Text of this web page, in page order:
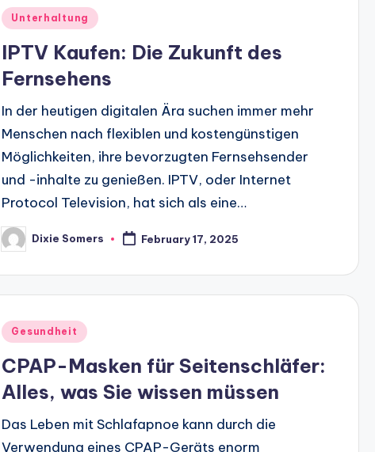
Posted
Unterhaltung
IPTV Kaufen: Die Zukunft des
Fernsehens
In der heutigen digitalen Ära suchen immer mehr
Menschen nach flexiblen und kostengünstigen
Möglichkeiten, ihre bevorzugten Fernsehsender
und -inhalte zu genießen. IPTV, oder Internet
Protocol Television, hat sich als eine…
Posted
by
Dixie Somers February 17, 2025
Posted
Gesundheit
CPAP-Masken für Seitenschläfer:
Alles, was Sie wissen müssen
Das Leben mit Schlafapnoe kann durch die
Verwendung eines CPAP-Geräts enorm